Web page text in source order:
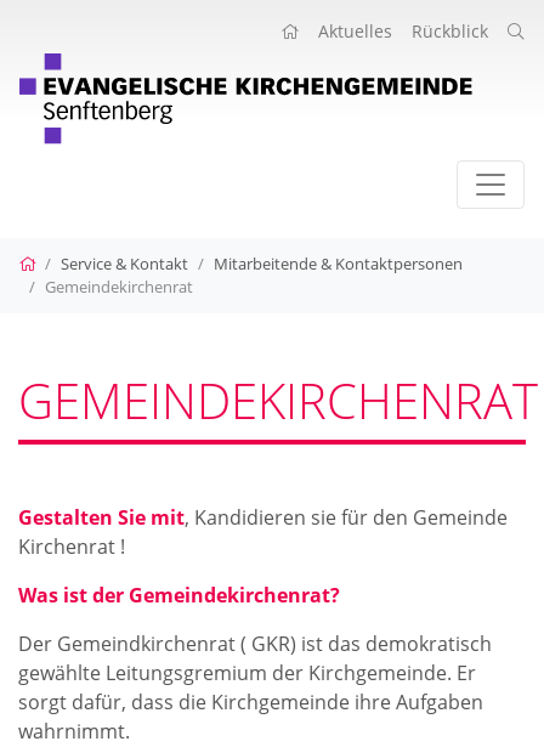
Aktuelles Rückblick
Startseite
Service & Kontakt
Mitarbeitende & Kontaktpersonen
Gemeindekirchenrat
GEMEINDEKIRCHENRAT
Gestalten Sie mit, Kandidieren sie für den Gemeinde
Kirchenrat !
Was ist der Gemeindekirchenrat?
Der Gemeindkirchenrat ( GKR) ist das demokratisch
gewählte Leitungsgremium der Kirchgemeinde. Er
sorgt dafür, dass die Kirchgemeinde ihre Aufgaben
wahrnimmt.